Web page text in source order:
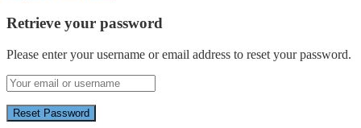
Retrieve your password
Please enter your username or email address to reset your password.